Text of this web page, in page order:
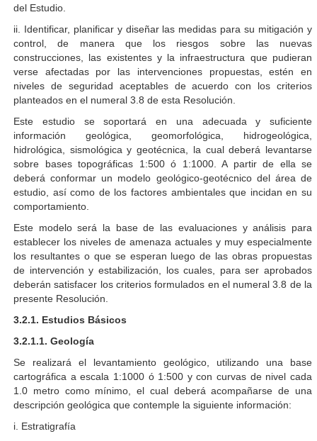
del Estudio.
ii. Identificar, planificar y diseñar las medidas para su mitigación y
control, de manera que los riesgos sobre las nuevas
construcciones, las existentes y la infraestructura que pudieran
verse afectadas por las intervenciones propuestas, estén en
niveles de seguridad aceptables de acuerdo con los criterios
planteados en el numeral 3.8 de esta Resolución.
Este estudio se soportará en una adecuada y suficiente
información geológica, geomorfológica, hidrogeológica,
hidrológica, sismológica y geotécnica, la cual deberá levantarse
sobre bases topográficas 1:500 ó 1:1000. A partir de ella se
deberá conformar un modelo geológico-geotécnico del área de
estudio, así como de los factores ambientales que incidan en su
comportamiento.
Este modelo será la base de las evaluaciones y análisis para
establecer los niveles de amenaza actuales y muy especialmente
los resultantes o que se esperan luego de las obras propuestas
de intervención y estabilización, los cuales, para ser aprobados
deberán satisfacer los criterios formulados en el numeral 3.8 de la
presente Resolución.
3.2.1. Estudios Básicos
3.2.1.1. Geología
Se realizará el levantamiento geológico, utilizando una base
cartográfica a escala 1:1000 ó 1:500 y con curvas de nivel cada
1.0 metro como mínimo, el cual deberá acompañarse de una
descripción geológica que contemple la siguiente información:
i. Estratigrafía